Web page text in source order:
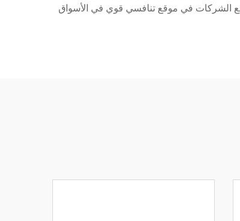
الشركات في موقع تنافسي قوي في الأسواق